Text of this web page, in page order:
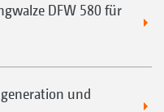
DFW 580 für
und